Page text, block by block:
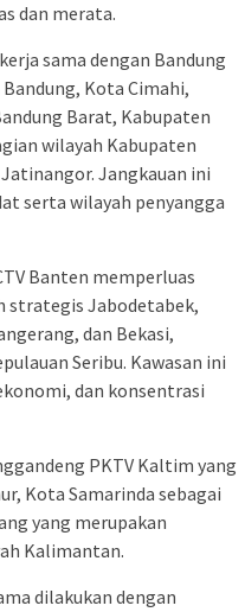
dan merata.
sama dengan Bandung
Kota Cimahi,
Barat, Kabupaten
wilayah Kabupaten
Jangkauan ini
serta wilayah penyangga
Banten memperluas
strategis Jabodetabek,
dan Bekasi,
Seribu. Kawasan ini
dan konsentrasi
PKTV Kaltim yang
Kota Samarinda sebagai
yang merupakan
Kalimantan.
dilakukan dengan